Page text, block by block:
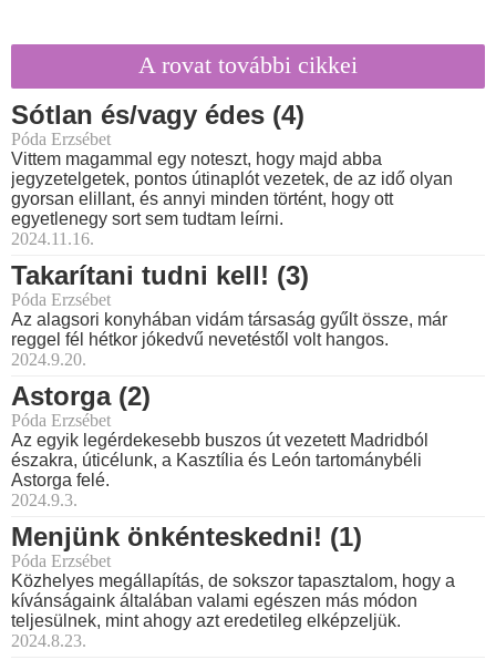
A rovat további cikkei
Sótlan és/vagy édes (4)
Póda Erzsébet
Vittem magammal egy noteszt, hogy majd abba
jegyzetelgetek, pontos útinaplót vezetek, de az idő olyan
gyorsan elillant, és annyi minden történt, hogy ott
egyetlenegy sort sem tudtam leírni.
2024.11.16.
Takarítani tudni kell! (3)
Póda Erzsébet
Az alagsori konyhában vidám társaság gyűlt össze, már
reggel fél hétkor jókedvű nevetéstől volt hangos.
2024.9.20.
Astorga (2)
Póda Erzsébet
Az egyik legérdekesebb buszos út vezetett Madridból
északra, úticélunk, a Kasztília és León tartománybéli
Astorga felé.
2024.9.3.
Menjünk önkénteskedni! (1)
Póda Erzsébet
Közhelyes megállapítás, de sokszor tapasztalom, hogy a
kívánságaink általában valami egészen más módon
teljesülnek, mint ahogy azt eredetileg elképzeljük.
2024.8.23.